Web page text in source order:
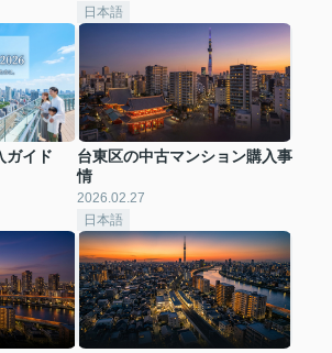
日本語
ガイド
台東区の中古マンション購入事
情
2026.02.27
日本語